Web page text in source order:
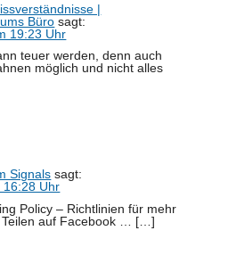
|
Büro sagt:
19:23 Uhr
teuer werden, denn auch
möglich und nicht alles
Signals sagt:
16:28 Uhr
Policy – Richtlinien für mehr
Teilen auf Facebook … […]